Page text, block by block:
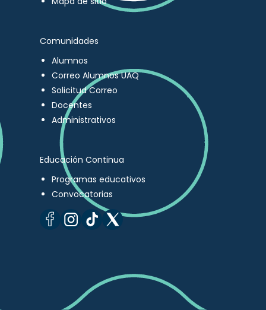
Comunidades
Alumnos
Correo Alumnos UAQ
Solicitud Correo
Docentes
Administrativos
Educación Continua
Programas educativos
Convocatorias